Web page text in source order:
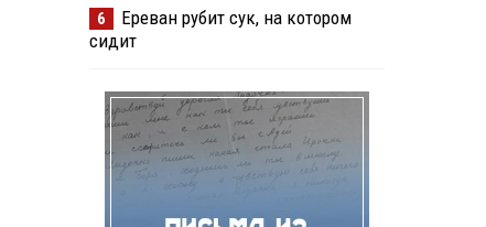
6
Ереван рубит сук, на котором
сидит